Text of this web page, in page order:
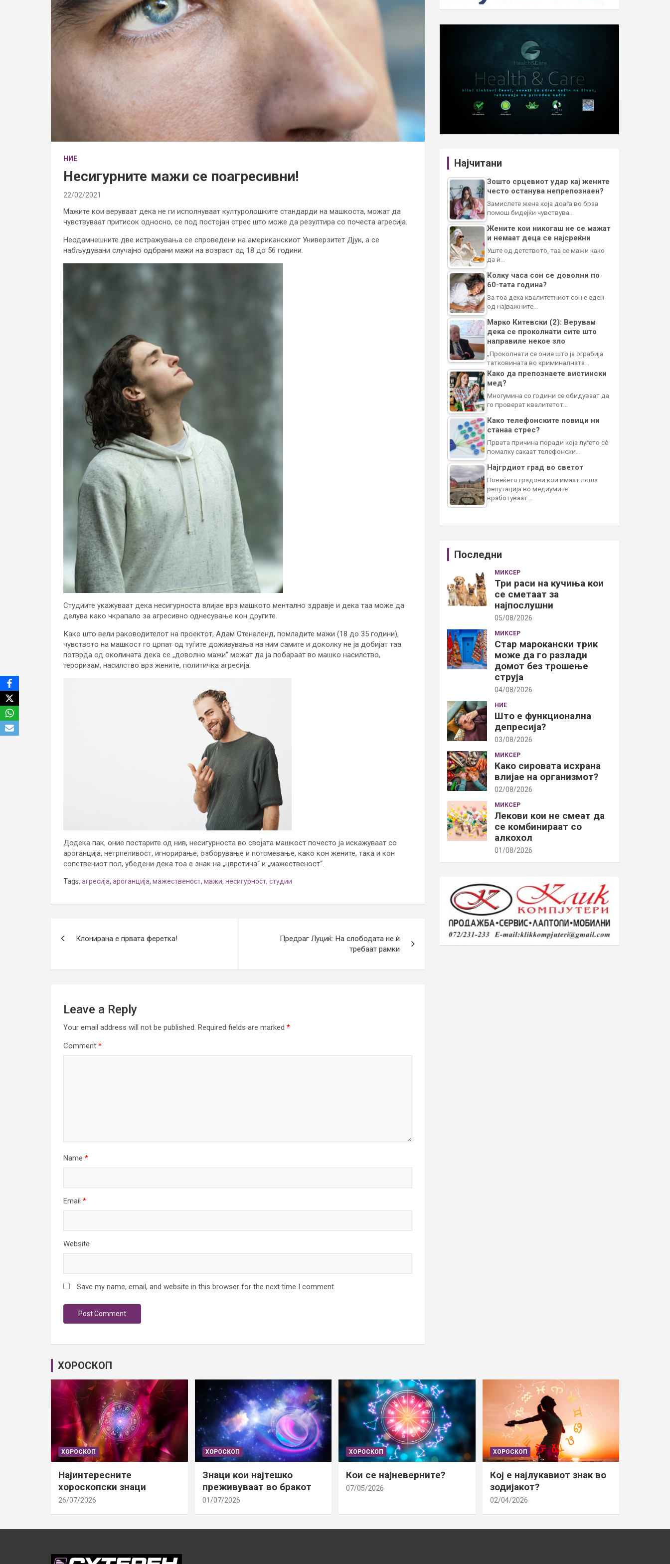
НИЕ
Несигурните мажи се поагресивни!
22/02/2021
Мажите кои веруваат дека не ги исполнуваат културолошките стандарди на машкоста, можат да
чувствуваат притисок односно, се под постојан стрес што може да резултира со почеста агресија.
Неодамнешните две истражувања се спроведени на американскиот Универзитет Дјук, а се
набљудувани случајно одбрани мажи на возраст од 18 до 56 години.
Студиите укажуваат дека несигурноста влијае врз машкото ментално здравје и дека таа може да
делува како чкрапало за агресивно однесување кон другите.
Како што вели раководителот на проектот, Адам Стеналенд, помладите мажи (18 до 35 години),
чувството на машкост го црпат од туѓите доживувања на ним самите и доколку не ја добијат таа
потврда од околината дека се „доволно мажи“ можат да ја побараат во машко насилство,
тероризам, насилство врз жените, политичка агресија.
Додека пак, оние постарите од нив, несигурноста во својата машкост почесто ја искажуваат со
ароганција, нетрпеливост, игнорирање, озборување и потсмевање, како кон жените, така и кон
сопствениот пол, убедени дека тоа е знак на „цврстина“ и „мажественост“.
Tags: агресија, ароганција, мажественост, мажи, несигурност, студии
navigation
Клонирана е првата феретка!
Предраг Луциќ: На слободата не ѝ
требаат рамки
Leave a Reply
Your email address will not be published. Required fields are marked *
Comment *
Name *
Email *
Website
Save my name, email, and website in this browser for the next time I comment.
Најчитани
Зошто срцевиот удар кај жените
често останува непрепознаен?
Замислете жена која доаѓа во брза
помош бидејќи чувствува…
Жените кои никогаш не се мажат
и немаат деца се најсреќни
Уште од детството, таа се мажи како
да ѝ…
Колку часа сон се доволни по
60-тата година?
За тоа дека квалитетниот сон е еден
од најважните…
Марко Китевски (2): Верувам
дека се проколнати сите што
направиле некое зло
„Проколнати се оние што ја ограбија
татковината во криминалната…
Како да препознаете вистински
мед?
Многумина со години се обидуваат да
го проверат квалитетот…
Како телефонските повици ни
станаа стрес?
Првата причина поради која луѓето сè
помалку сакаат телефонски…
Најгрдиот град во светот
Повеќето градови кои имаат лоша
репутација во медиумите
вработуваат…
Последни
МИКСЕР
Три раси на кучиња кои
се сметаат за
најпослушни
05/08/2026
МИКСЕР
Стар марокански трик
може да го разлади
домот без трошење
струја
04/08/2026
НИЕ
Што е функционална
депресија?
03/08/2026
МИКСЕР
Како сировата исхрана
влијае на организмот?
02/08/2026
МИКСЕР
Лекови кои не смеат да
се комбинираат со
алкохол
01/08/2026
ХОРОСКОП
ХОРОСКОП
Најинтересните
хороскопски знаци
26/07/2026
ХОРОСКОП
Знаци кои најтешко
преживуваат во бракот
01/07/2026
ХОРОСКОП
Кои се најневерните?
07/05/2026
ХОРОСКОП
Кој е најлукавиот знак во
зодијакот?
02/04/2026